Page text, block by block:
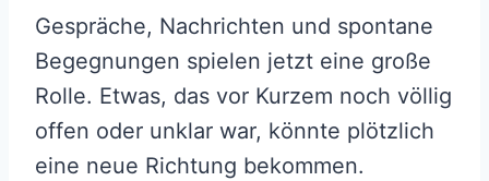
Gespräche, Nachrichten und spontane
Begegnungen spielen jetzt eine große
Rolle. Etwas, das vor Kurzem noch völlig
offen oder unklar war, könnte plötzlich
eine neue Richtung bekommen.